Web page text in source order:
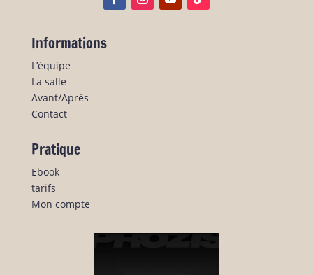
Informations
L’équipe
La salle
Avant/Après
Contact
Pratique
Ebook
tarifs
Mon compte